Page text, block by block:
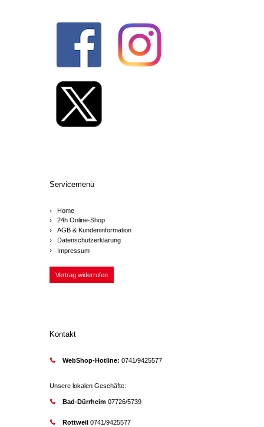
Servicemenü
Home
24h Online-Shop
AGB & Kundeninformation
Datenschutzerklärung
Impressum
Vertrag widerrufen
Kontakt
WebShop-Hotline: 0741/9425577
Unsere lokalen Geschäfte:
Bad-Dürrheim07726/5739
Rottweil0741/9425577